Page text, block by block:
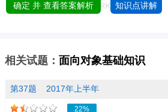
确定 并 查看答案解析 知识点讲解
相关试题： 面向对象基础知识
第37题 2017年上半年
22%